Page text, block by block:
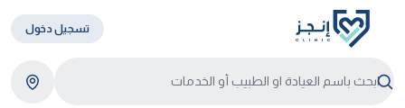
تسجيل دخول